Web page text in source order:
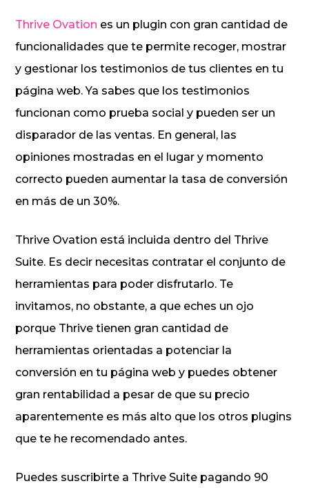
Thrive Ovation es un plugin con gran cantidad de
funcionalidades que te permite recoger, mostrar
y gestionar los testimonios de tus clientes en tu
página web. Ya sabes que los testimonios
funcionan como prueba social y pueden ser un
disparador de las ventas. En general, las
opiniones mostradas en el lugar y momento
correcto pueden aumentar la tasa de conversión
en más de un 30%.
Thrive Ovation está incluida dentro del Thrive
Suite. Es decir necesitas contratar el conjunto de
herramientas para poder disfrutarlo. Te
invitamos, no obstante, a que eches un ojo
porque Thrive tienen gran cantidad de
herramientas orientadas a potenciar la
conversión en tu página web y puedes obtener
gran rentabilidad a pesar de que su precio
aparentemente es más alto que los otros plugins
que te he recomendado antes.
Puedes suscribirte a Thrive Suite pagando 90